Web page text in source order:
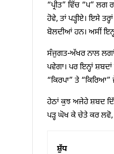
“ਪ੍ਰੀਤ” ਵਿੱਚ “ਪ”
ਹੋਵੇ, ਤਾਂ ਪੜ੍ਹੀਏ। ਇਸੇ
ਬੋਲਦੀਆਂ ਹਨ। ਅਸੀਂ
ਸੰਜੁਗਤ-ਅੱਖਰ ਨਾਲ ਲਗਾਂ
ਪਵੇਗਾ। ਪਰ ਇਨ੍ਹਾਂ
“ਕਿਰਪਾ” ਤੇ
ਹੇਠਾਂ ਕੁਝ ਅਜੇਹੇ ਸ਼ਬਦ
ਪੜ੍ਹ ਘੋਖ ਕੇ ਚੇਤੇ ਕਰ
ਸ਼ੁੱਧ